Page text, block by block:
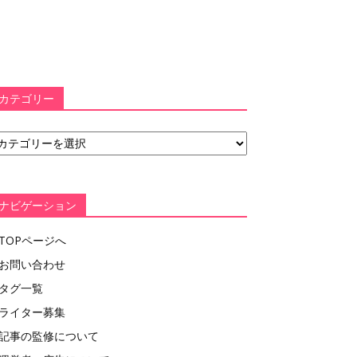
カテゴリー
ビゲーション
TOPページへ
お問い合わせ
タグ一覧
ライター募集
事の監修について